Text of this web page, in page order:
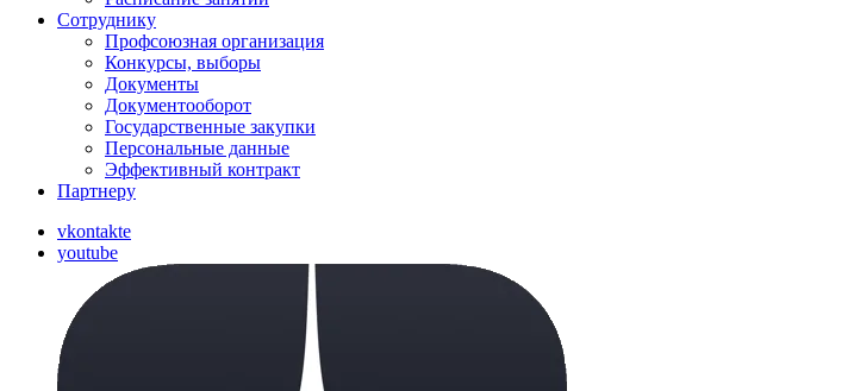
Сотруднику
Профсоюзная организация
Конкурсы, выборы
Документы
Документооборот
Государственные закупки
Персональные данные
Эффективный контракт
Партнеру
vkontakte
youtube